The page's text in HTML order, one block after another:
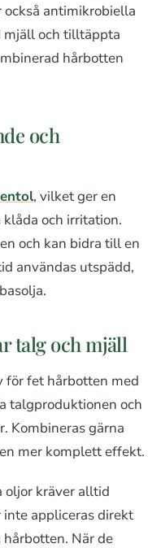
antimikrobiella
mjäll och tilltäppta
hårbotten
och
, vilket ger en
och irritation.
och kan bidra till en
användas utspädd,
talg och mjäll
för fet hårbotten med
talgproduktionen och
Kombineras gärna
mer komplett effekt.
oljor kräver alltid
appliceras direkt
När de